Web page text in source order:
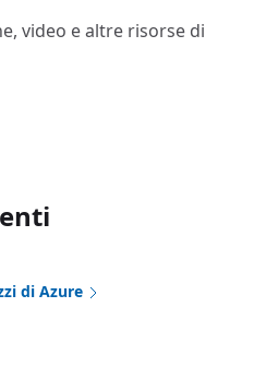
video e altre risorse di
di Azure